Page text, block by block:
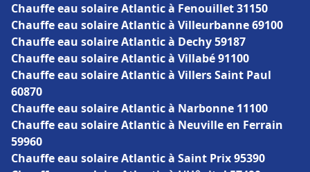
Chauffe eau solaire Atlantic à Fenouillet 31150
Chauffe eau solaire Atlantic à Villeurbanne 69100
Chauffe eau solaire Atlantic à Dechy 59187
Chauffe eau solaire Atlantic à Villabé 91100
Chauffe eau solaire Atlantic à Villers Saint Paul
60870
Chauffe eau solaire Atlantic à Narbonne 11100
Chauffe eau solaire Atlantic à Neuville en Ferrain
59960
Chauffe eau solaire Atlantic à Saint Prix 95390